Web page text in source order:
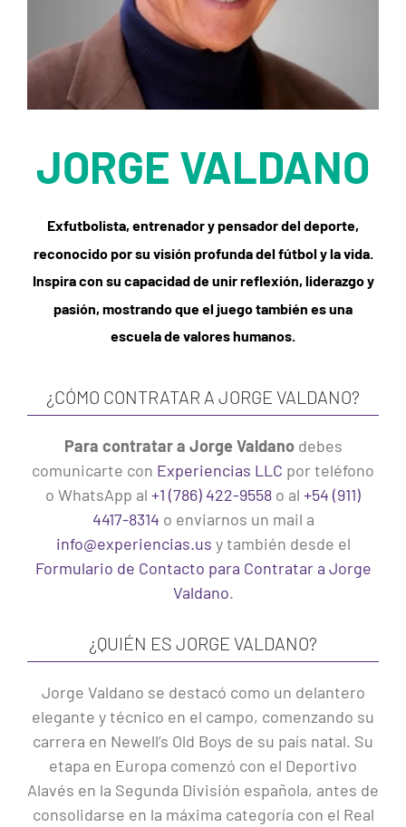
JORGE VALDANO
Exfutbolista, entrenador y pensador del deporte,
reconocido por su visión profunda del fútbol y la vida.
Inspira con su capacidad de unir reflexión, liderazgo y
pasión, mostrando que el juego también es una
escuela de valores humanos.
¿CÓMO CONTRATAR A JORGE VALDANO?
Para contratar a Jorge Valdano debes
comunicarte con Experiencias LLC por teléfono
o WhatsApp al +1 (786) 422-9558 o al +54 (911)
4417-8314 o enviarnos un mail a
info@experiencias.us y también desde el
Formulario de Contacto para Contratar a Jorge
Valdano.
¿QUIÉN ES JORGE VALDANO?
Jorge Valdano se destacó como un delantero
elegante y técnico en el campo, comenzando su
carrera en Newell’s Old Boys de su país natal. Su
etapa en Europa comenzó con el Deportivo
Alavés en la Segunda División española, antes de
consolidarse en la máxima categoría con el Real